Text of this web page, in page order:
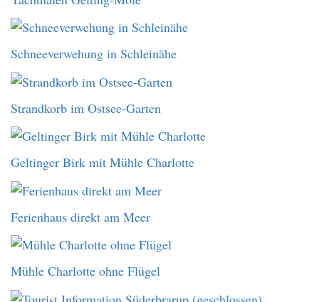
Schneeverwehung in Schleinähe
Strandkorb im Ostsee-Garten
Geltinger Birk mit Mühle Charlotte
Ferienhaus direkt am Meer
Mühle Charlotte ohne Flügel